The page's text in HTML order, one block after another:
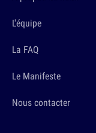
L'équipe
La FAQ
Le Manifeste
Nous contacter